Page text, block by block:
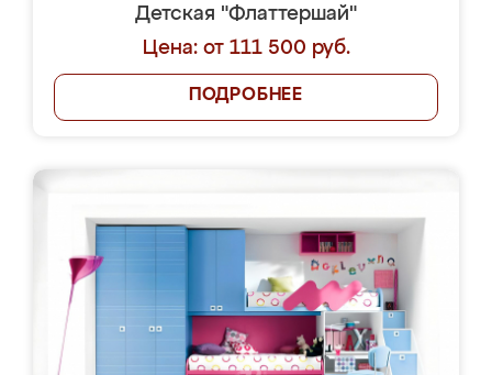
Детская "Флаттершай"
Цена: от 111 500 руб.
ПОДРОБНЕЕ